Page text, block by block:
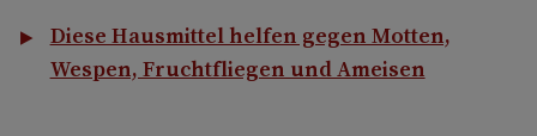
Diese Hausmittel helfen gegen Motten,
Wespen, Fruchtfliegen und Ameisen